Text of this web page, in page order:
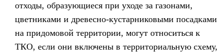
отходы, образующиеся при уходе за газонами,
цветниками и древесно-кустарниковыми посадками
на придомовой территории, могут относиться к
ТКО, если они включены в территориальную схему,